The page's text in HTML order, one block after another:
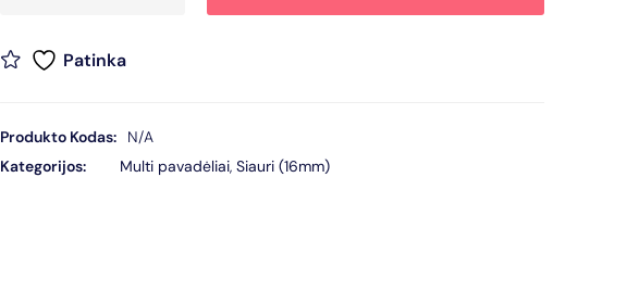
Patinka
Produkto Kodas:
N/A
Kategorijos:
Multi pavadėliai, Siauri (16mm)